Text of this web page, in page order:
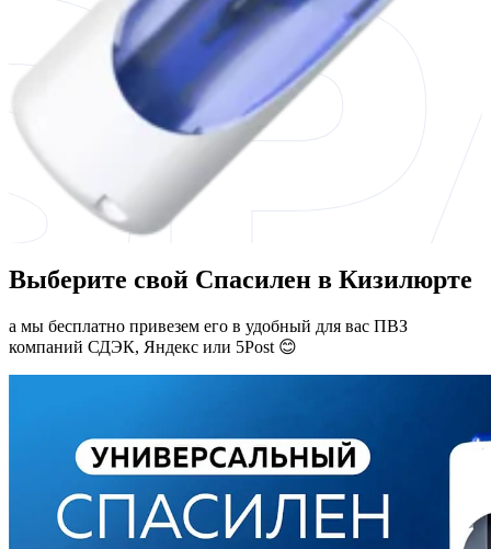
Выберите свой Спасилен в Кизилюрте
а мы бесплатно привезем его в удобный для вас ПВЗ
компаний СДЭК, Яндекс или 5Post 😊